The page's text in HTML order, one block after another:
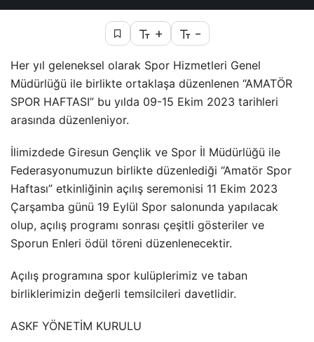
+ -
Her yıl geleneksel olarak Spor Hizmetleri Genel
Müdürlüğü ile birlikte ortaklaşa düzenlenen “AMATÖR
SPOR HAFTASI” bu yılda 09-15 Ekim 2023 tarihleri
arasında düzenleniyor.
İlimizdede Giresun Gençlik ve Spor İl Müdürlüğü ile
Federasyonumuzun birlikte düzenlediği “Amatör Spor
Haftası” etkinliğinin açılış seremonisi 11 Ekim 2023
Çarşamba günü 19 Eylül Spor salonunda yapılacak
olup, açılış programı sonrası çeşitli gösteriler ve
Sporun Enleri ödül töreni düzenlenecektir.
Açılış programına spor kulüplerimiz ve taban
birliklerimizin değerli temsilcileri davetlidir.
ASKF YÖNETİM KURULU